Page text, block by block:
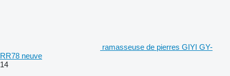
ramasseuse de pierres GIYI GY-
RR78 neuve
14